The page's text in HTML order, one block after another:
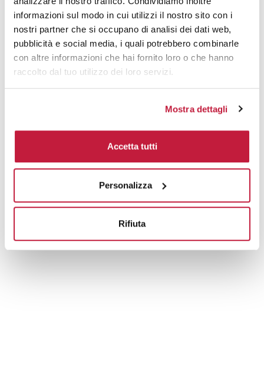
informazioni sul modo in cui utilizzi il nostro sito con i
nostri partner che si occupano di analisi dei dati web,
pubblicità e social media, i quali potrebbero combinarle
con altre informazioni che hai fornito loro o che hanno
raccolto dal tuo utilizzo dei loro servizi.
Mostra dettagli
Accetta tutti
Personalizza
Rifiuta
Prodotti alternativi